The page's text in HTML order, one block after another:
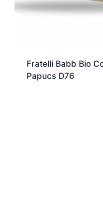
Fratelli Babb Bio
Papucs D76